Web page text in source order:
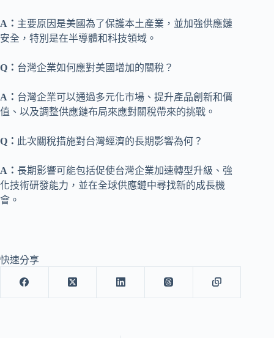
A： 主要原因是美國為了保護本土產業，並加強供應鏈
安全，特別是在半導體和科技領域。
Q： 台灣企業如何應對美國增加的關稅？
A： 台灣企業可以通過多元化市場、提升產品創新和價
值、以及調整供應鏈布局來應對關稅帶來的挑戰。
Q： 此次關稅措施對台灣經濟的長期影響為何？
A： 長期影響可能包括促使台灣企業加速轉型升級、強
化技術研發能力，並在全球供應鏈中尋找新的成長機
會。
快速分享